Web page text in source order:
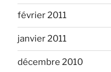
février 2011
janvier 2011
décembre 2010